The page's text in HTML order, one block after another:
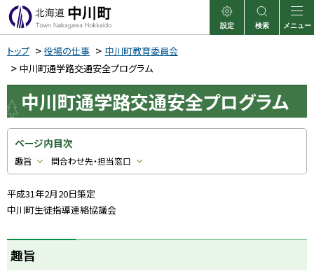
本
へ
ニ
ュ
ー
中川町 表示
設定
検索
サイト内検索
メニュー
トップ 役場の仕事
中川町教育委員会
中川町通学路交通安全プログラム
中川町通学路交通安全プログラム
ページ内目次
趣旨 問合わせ先・担当窓口
平成31年2月20日策定
中川町生徒指導連絡協議会
趣旨